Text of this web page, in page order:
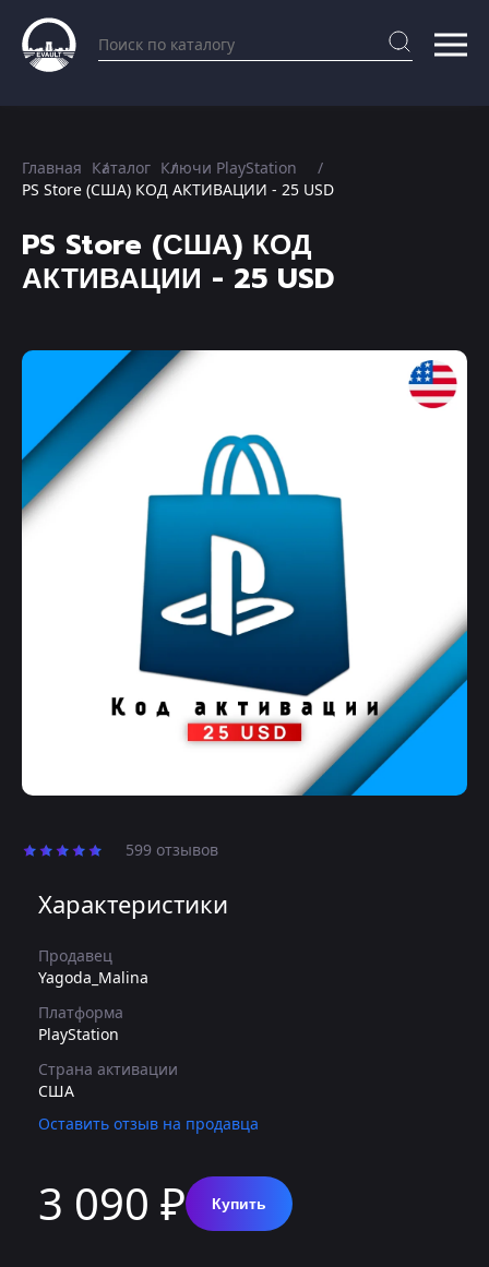
Главная Каталог Ключи PlayStation
PS Store (США) КОД АКТИВАЦИИ - 25 USD
PS Store (США) КОД
АКТИВАЦИИ - 25 USD
599 отзывов
Характеристики
Продавец
Yagoda_Malina
Платформа
PlayStation
Страна активации
США
Оставить отзыв на продавца
3 090 ₽ Купить